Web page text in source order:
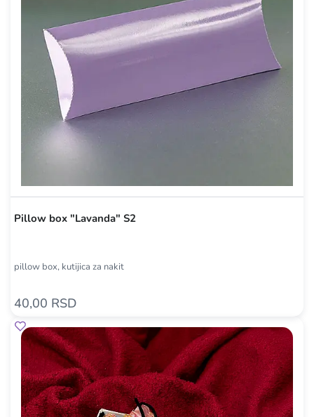
Pillow box "Lavanda" S2
pillow box, kutijica za nakit
40,00 RSD